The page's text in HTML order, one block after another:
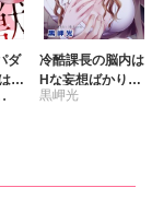
沢音千尋 藤春都
片山絢森
ダ
腹
ル
冷酷課長の脳内は
Hな妄想ばかり。
【合冊版】
黒岬光